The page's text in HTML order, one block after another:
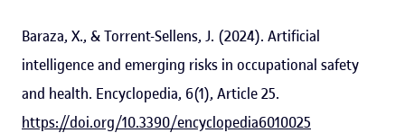
Baraza, X., & Torrent-Sellens, J. (2024). Artificial
intelligence and emerging risks in occupational safety
and health. Encyclopedia, 6(1), Article 25.
https://doi.org/10.3390/encyclopedia6010025